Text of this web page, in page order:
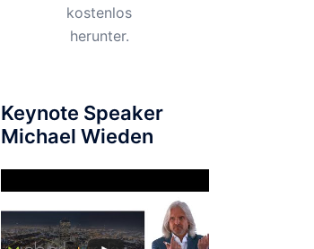
kostenlos
herunter.
Keynote Speaker
Michael Wieden